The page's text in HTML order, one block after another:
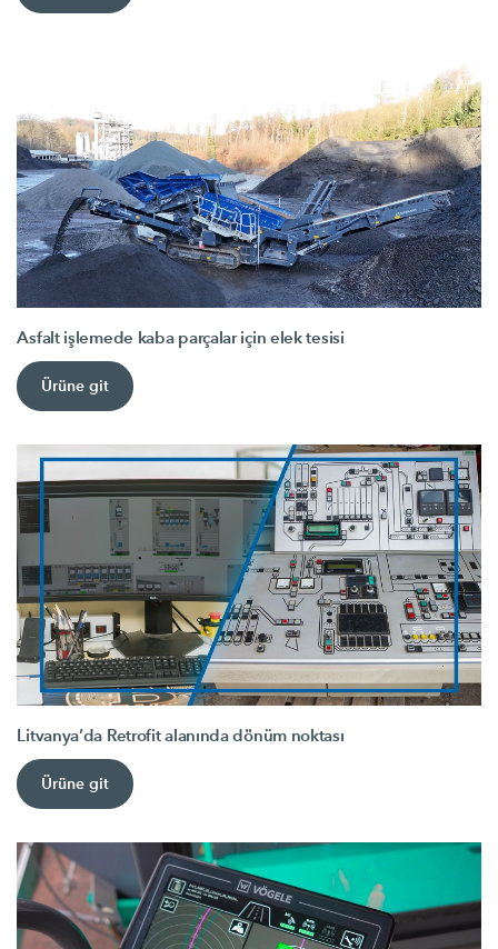
Asfalt işlemede kaba parçalar için elek tesisi
Ürüne git
Litvanya’da Retrofit alanında dönüm noktası
Ürüne git